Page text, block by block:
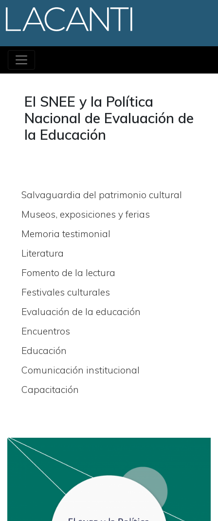
Pasar al contenido
Imagen principal
El SNEE y la Política
Nacional de Evaluación de
la Educación
Salvaguardia del patrimonio cultural
Museos, exposiciones y ferias
Memoria testimonial
Literatura
Fomento de la lectura
Festivales culturales
Evaluación de la educación
Encuentros
Educación
Comunicación institucional
Capacitación